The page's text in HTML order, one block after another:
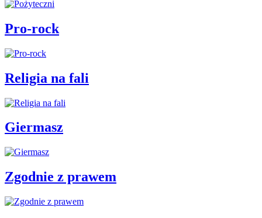
Pro-rock
Religia na fali
Giermasz
Zgodnie z prawem